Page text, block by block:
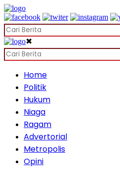
✖
Home
Politik
Hukum
Niaga
Ragam
Advertorial
Metropolis
Opini